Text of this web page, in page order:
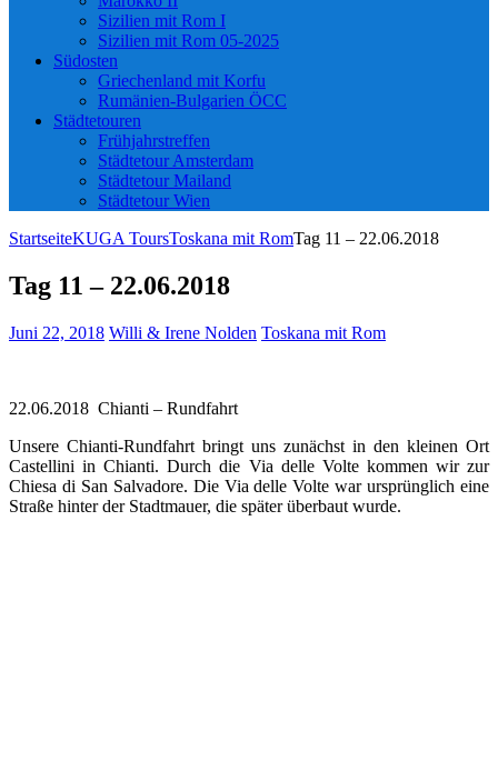
Sizilien mit Rom I
Sizilien mit Rom 05-2025
Südosten
Griechenland mit Korfu
Rumänien-Bulgarien ÖCC
Städtetouren
Frühjahrstreffen
Städtetour Amsterdam
Städtetour Mailand
Städtetour Wien
StartseiteKUGA ToursToskana mit RomTag 11 – 22.06.2018
Tag 11 – 22.06.2018
Juni 22, 2018 Willi & Irene Nolden Toskana mit Rom
22.06.2018 Chianti – Rundfahrt
Unsere Chianti-Rundfahrt bringt uns zunächst in den kleinen Ort
Castellini in Chianti. Durch die Via delle Volte kommen wir zur
Chiesa di San Salvadore. Die Via delle Volte war ursprünglich eine
Straße hinter der Stadtmauer, die später überbaut wurde.